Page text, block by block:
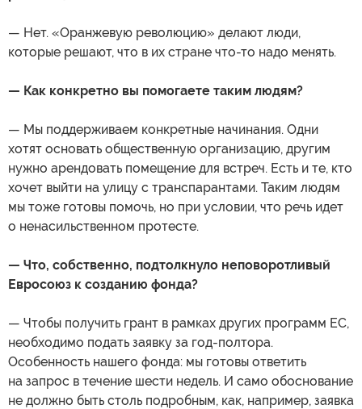
— Нет. «Оранжевую революцию» делают люди,
которые решают, что в их стране что-то надо менять.
— Как конкретно вы помогаете таким людям?
— Мы поддерживаем конкретные начинания. Одни
хотят основать общественную организацию, другим
нужно арендовать помещение для встреч. Есть и те, кто
хочет выйти на улицу с транспарантами. Таким людям
мы тоже готовы помочь, но при условии, что речь идет
о ненасильственном протесте.
— Что, собственно, подтолкнуло неповоротливый
Евросоюз к созданию фонда?
— Чтобы получить грант в рамках других программ ЕС,
необходимо подать заявку за год-полтора.
Особенность нашего фонда: мы готовы ответить
на запрос в течение шести недель. И само обоснование
не должно быть столь подробным, как, например, заявка